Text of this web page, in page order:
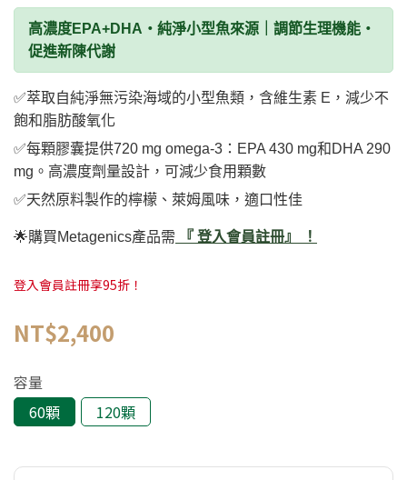
高濃度EPA+DHA・純淨小型魚來源｜調節生理機能・
促進新陳代謝
✅️萃取自純淨無污染海域的小型魚類，含維生素 E，減少不
飽和脂肪酸氧化
✅️每顆膠囊提供720 mg omega-3：EPA 430 mg和DHA 290
mg。高濃度劑量設計，可減少食用顆數
✅️天然原料製作的檸檬、萊姆風味，適口性佳
🌟購買Metagenics產品需 『 登入會員註冊』 ！
登入會員註冊享95折！
NT$2,400
容量
60顆
120顆